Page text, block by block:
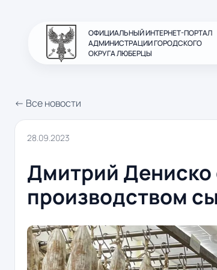
ОФИЦИАЛЬНЫЙ ИНТЕРНЕТ-ПОРТАЛ
АДМИНИСТРАЦИИ ГОРОДСКОГО
ОКРУГА ЛЮБЕРЦЫ
← Все новости
28.09.2023
Дмитрий Дениско
производством